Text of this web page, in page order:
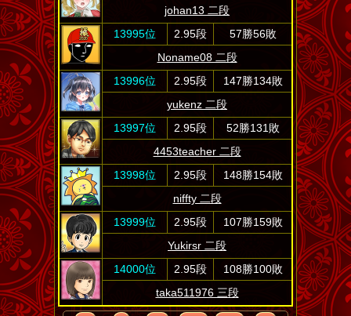
johan13 二段
13995位
2.95段
57勝56敗
Noname08 二段
13996位
2.95段
147勝134敗
yukenz 二段
13997位
2.95段
52勝131敗
4453teacher 二段
13998位
2.95段
148勝154敗
niffty 二段
13999位
2.95段
107勝159敗
Yukirsr 二段
14000位
2.95段
108勝100敗
taka511976 三段